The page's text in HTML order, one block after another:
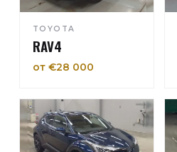
TOYOTA
RAV4
от €28 000